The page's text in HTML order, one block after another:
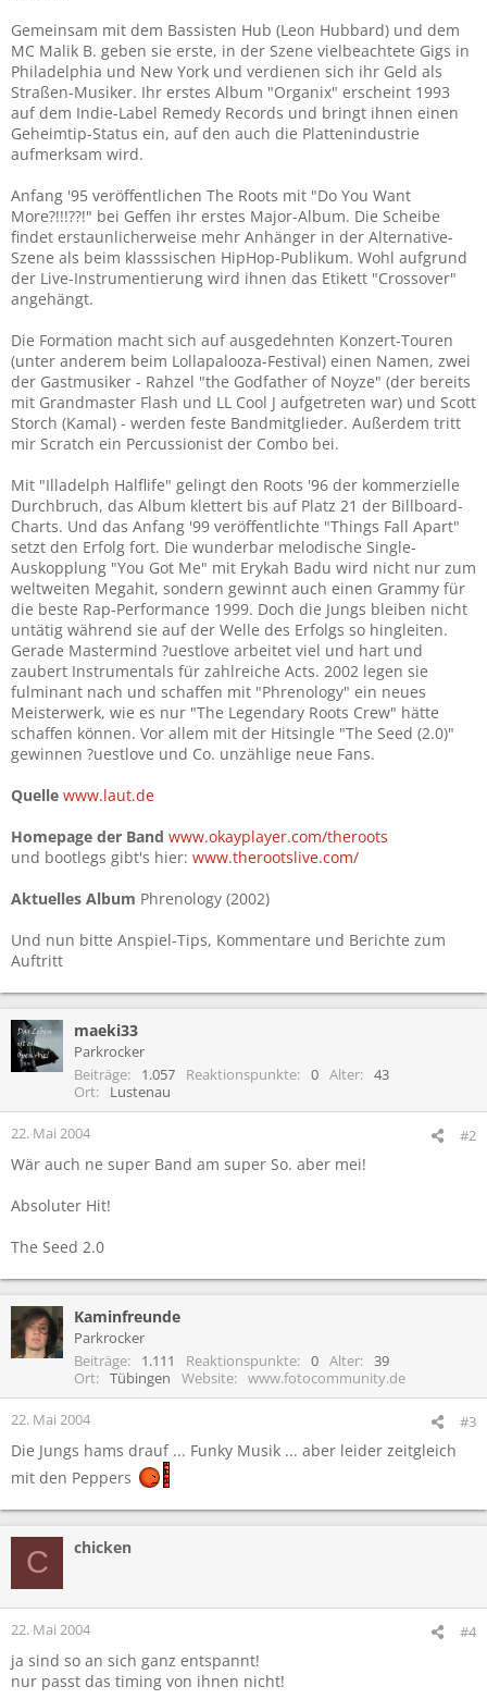
Gemeinsam mit dem Bassisten Hub (Leon Hubbard) und dem
MC Malik B. geben sie erste, in der Szene vielbeachtete Gigs in
Philadelphia und New York und verdienen sich ihr Geld als
Straßen-Musiker. Ihr erstes Album "Organix" erscheint 1993
auf dem Indie-Label Remedy Records und bringt ihnen einen
Geheimtip-Status ein, auf den auch die Plattenindustrie
aufmerksam wird.
Anfang '95 veröffentlichen The Roots mit "Do You Want
More?!!!??!" bei Geffen ihr erstes Major-Album. Die Scheibe
findet erstaunlicherweise mehr Anhänger in der Alternative-
Szene als beim klasssischen HipHop-Publikum. Wohl aufgrund
der Live-Instrumentierung wird ihnen das Etikett "Crossover"
angehängt.
Die Formation macht sich auf ausgedehnten Konzert-Touren
(unter anderem beim Lollapalooza-Festival) einen Namen, zwei
der Gastmusiker - Rahzel "the Godfather of Noyze" (der bereits
mit Grandmaster Flash und LL Cool J aufgetreten war) und Scott
Storch (Kamal) - werden feste Bandmitglieder. Außerdem tritt
mir Scratch ein Percussionist der Combo bei.
Mit "Illadelph Halflife" gelingt den Roots '96 der kommerzielle
Durchbruch, das Album klettert bis auf Platz 21 der Billboard-
Charts. Und das Anfang '99 veröffentlichte "Things Fall Apart"
setzt den Erfolg fort. Die wunderbar melodische Single-
Auskopplung "You Got Me" mit Erykah Badu wird nicht nur zum
weltweiten Megahit, sondern gewinnt auch einen Grammy für
die beste Rap-Performance 1999. Doch die Jungs bleiben nicht
untätig während sie auf der Welle des Erfolgs so hingleiten.
Gerade Mastermind ?uestlove arbeitet viel und hart und
zaubert Instrumentals für zahlreiche Acts. 2002 legen sie
fulminant nach und schaffen mit "Phrenology" ein neues
Meisterwerk, wie es nur "The Legendary Roots Crew" hätte
schaffen können. Vor allem mit der Hitsingle "The Seed (2.0)"
gewinnen ?uestlove und Co. unzählige neue Fans.
Quelle www.laut.de
Homepage der Band www.okayplayer.com/theroots
und bootlegs gibt's hier: www.therootslive.com/
Aktuelles Album Phrenology (2002)
Und nun bitte Anspiel-Tips, Kommentare und Berichte zum
Auftritt
maeki33
Parkrocker
Beiträge
1.057 Reaktionspunkte 0 Alter
43
Ort
Lustenau
22. Mai 2004 #2
Wär auch ne super Band am super So. aber mei!
Absoluter Hit!
The Seed 2.0
Kaminfreunde
Parkrocker
Beiträge
1.111 Reaktionspunkte 0 Alter
39
Ort
Tübingen Website www.fotocommunity.de
22. Mai 2004 #3
Die Jungs hams drauf ... Funky Musik ... aber leider zeitgleich
mit den Peppers
C chicken
22. Mai 2004 #4
ja sind so an sich ganz entspannt!
nur passt das timing von ihnen nicht!